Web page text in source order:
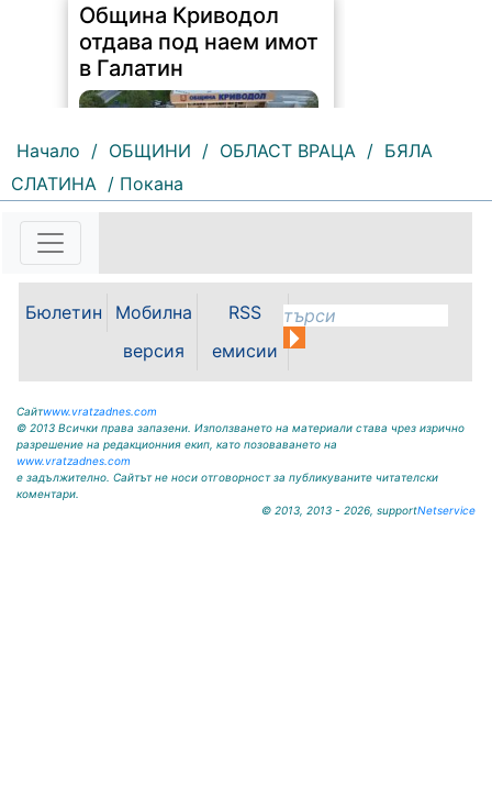
Община Криводол
отдава под наем имот
в Галатин
ОБЩИНА КРИВОДОЛ ОБЛАСТ
ул.”Освобождение”№ 13, тел.
krivodol@dir.bg ОБЯВА На
основание чл. 8, ал. 4, чл. 14, ал.
Начало / ОБЩИНИ / ОБЛАСТ ВРАЦА / БЯЛА
СЛАТИНА / Покана
Бюлетин
Мобилна
версия
RSS
емисии
Сайтwww.vratzadnes.com
© 2013 Всички права запазени. Използването на материали става чрез изрично
разрешение на редакционния екип, като позоваването на
www.vratzadnes.com
е задължително. Сайтът не носи отговорност за публикуваните читателски
коментари.
© 2013, 2013 - 2026, supportNetservice